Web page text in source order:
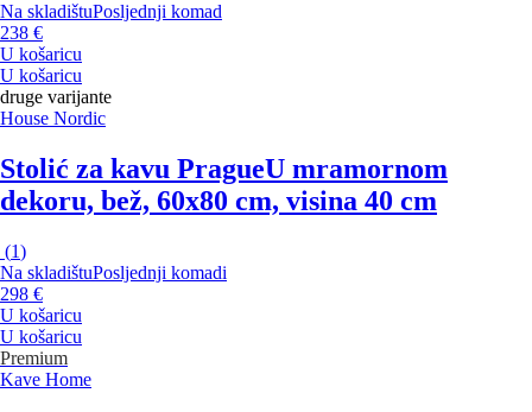
Na skladištuPosljednji komad
238 €
U košaricu
U košaricu
druge varijante
House Nordic
Stolić za kavu PragueU mramornom
dekoru, bež, 60x80 cm, visina 40 cm
(1)
Na skladištuPosljednji komadi
298 €
U košaricu
U košaricu
Premium
Kave Home